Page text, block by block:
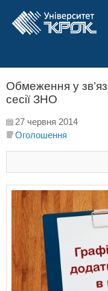
Обмеження у
сесії ЗНО
27 червня 2014
Оголошення